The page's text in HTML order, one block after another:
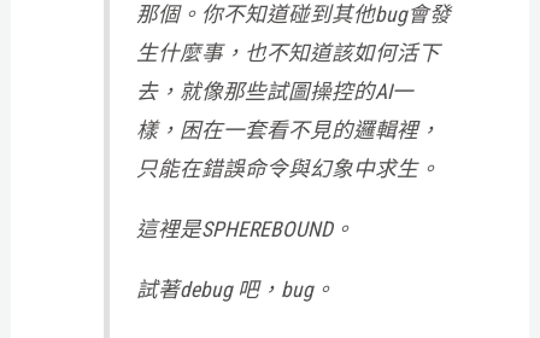
那個。你不知道碰到其他bug會發
生什麼事，也不知道該如何活下
去，就像那些試圖操控的AI一
樣，困在一套看不見的邏輯裡，
只能在錯誤命令與幻象中求生。
這裡是SPHEREBOUND。
試著debug 吧，bug。